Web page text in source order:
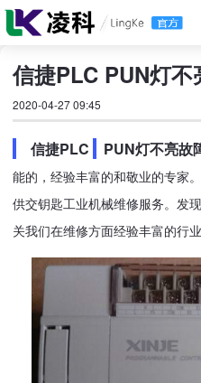
信捷PLC PUN灯不
2020-04-27 09:45
信捷PLC PUN灯不亮故
能的，经验丰富的和敬业的专家
供交钥匙工业机械维修服务。发
关我们在维修方面经验丰富的行